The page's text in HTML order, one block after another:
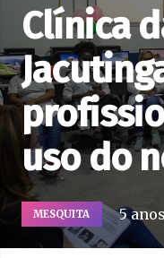
Clínica
uso do
MESQUITA 5